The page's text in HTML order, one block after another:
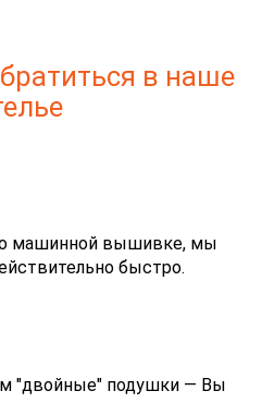
в наше
машинной вышивке, мы
быстро.
"двойные" подушки — Вы